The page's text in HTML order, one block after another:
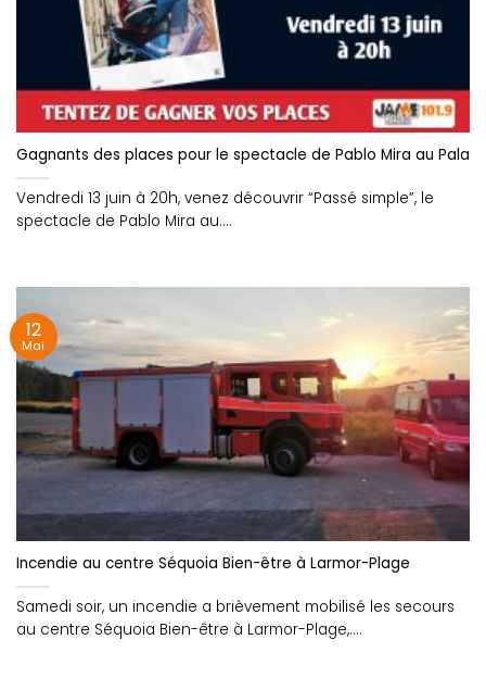
Gagnants des places pour le spectacle de Pablo Mira au
Vendredi 13 juin à 20h, venez découvrir “Passé simple”, le
spectacle de Pablo Mira au....
Incendie au centre Séquoia Bien-être à Larmor-Plage
Samedi soir, un incendie a brièvement mobilisé les secours
au centre Séquoia Bien-être à Larmor-Plage,....
12
Mai